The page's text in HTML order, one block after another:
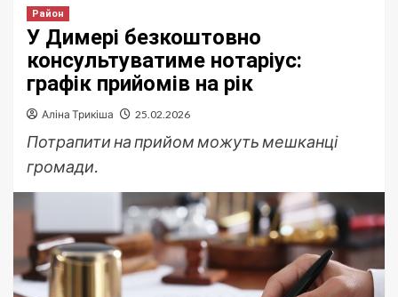
Район
У Димері безкоштовно
консультуватиме нотаріус:
графік прийомів на рік
Аліна Трикіша 25.02.2026
Потрапити на прийом можуть мешканці
громади.